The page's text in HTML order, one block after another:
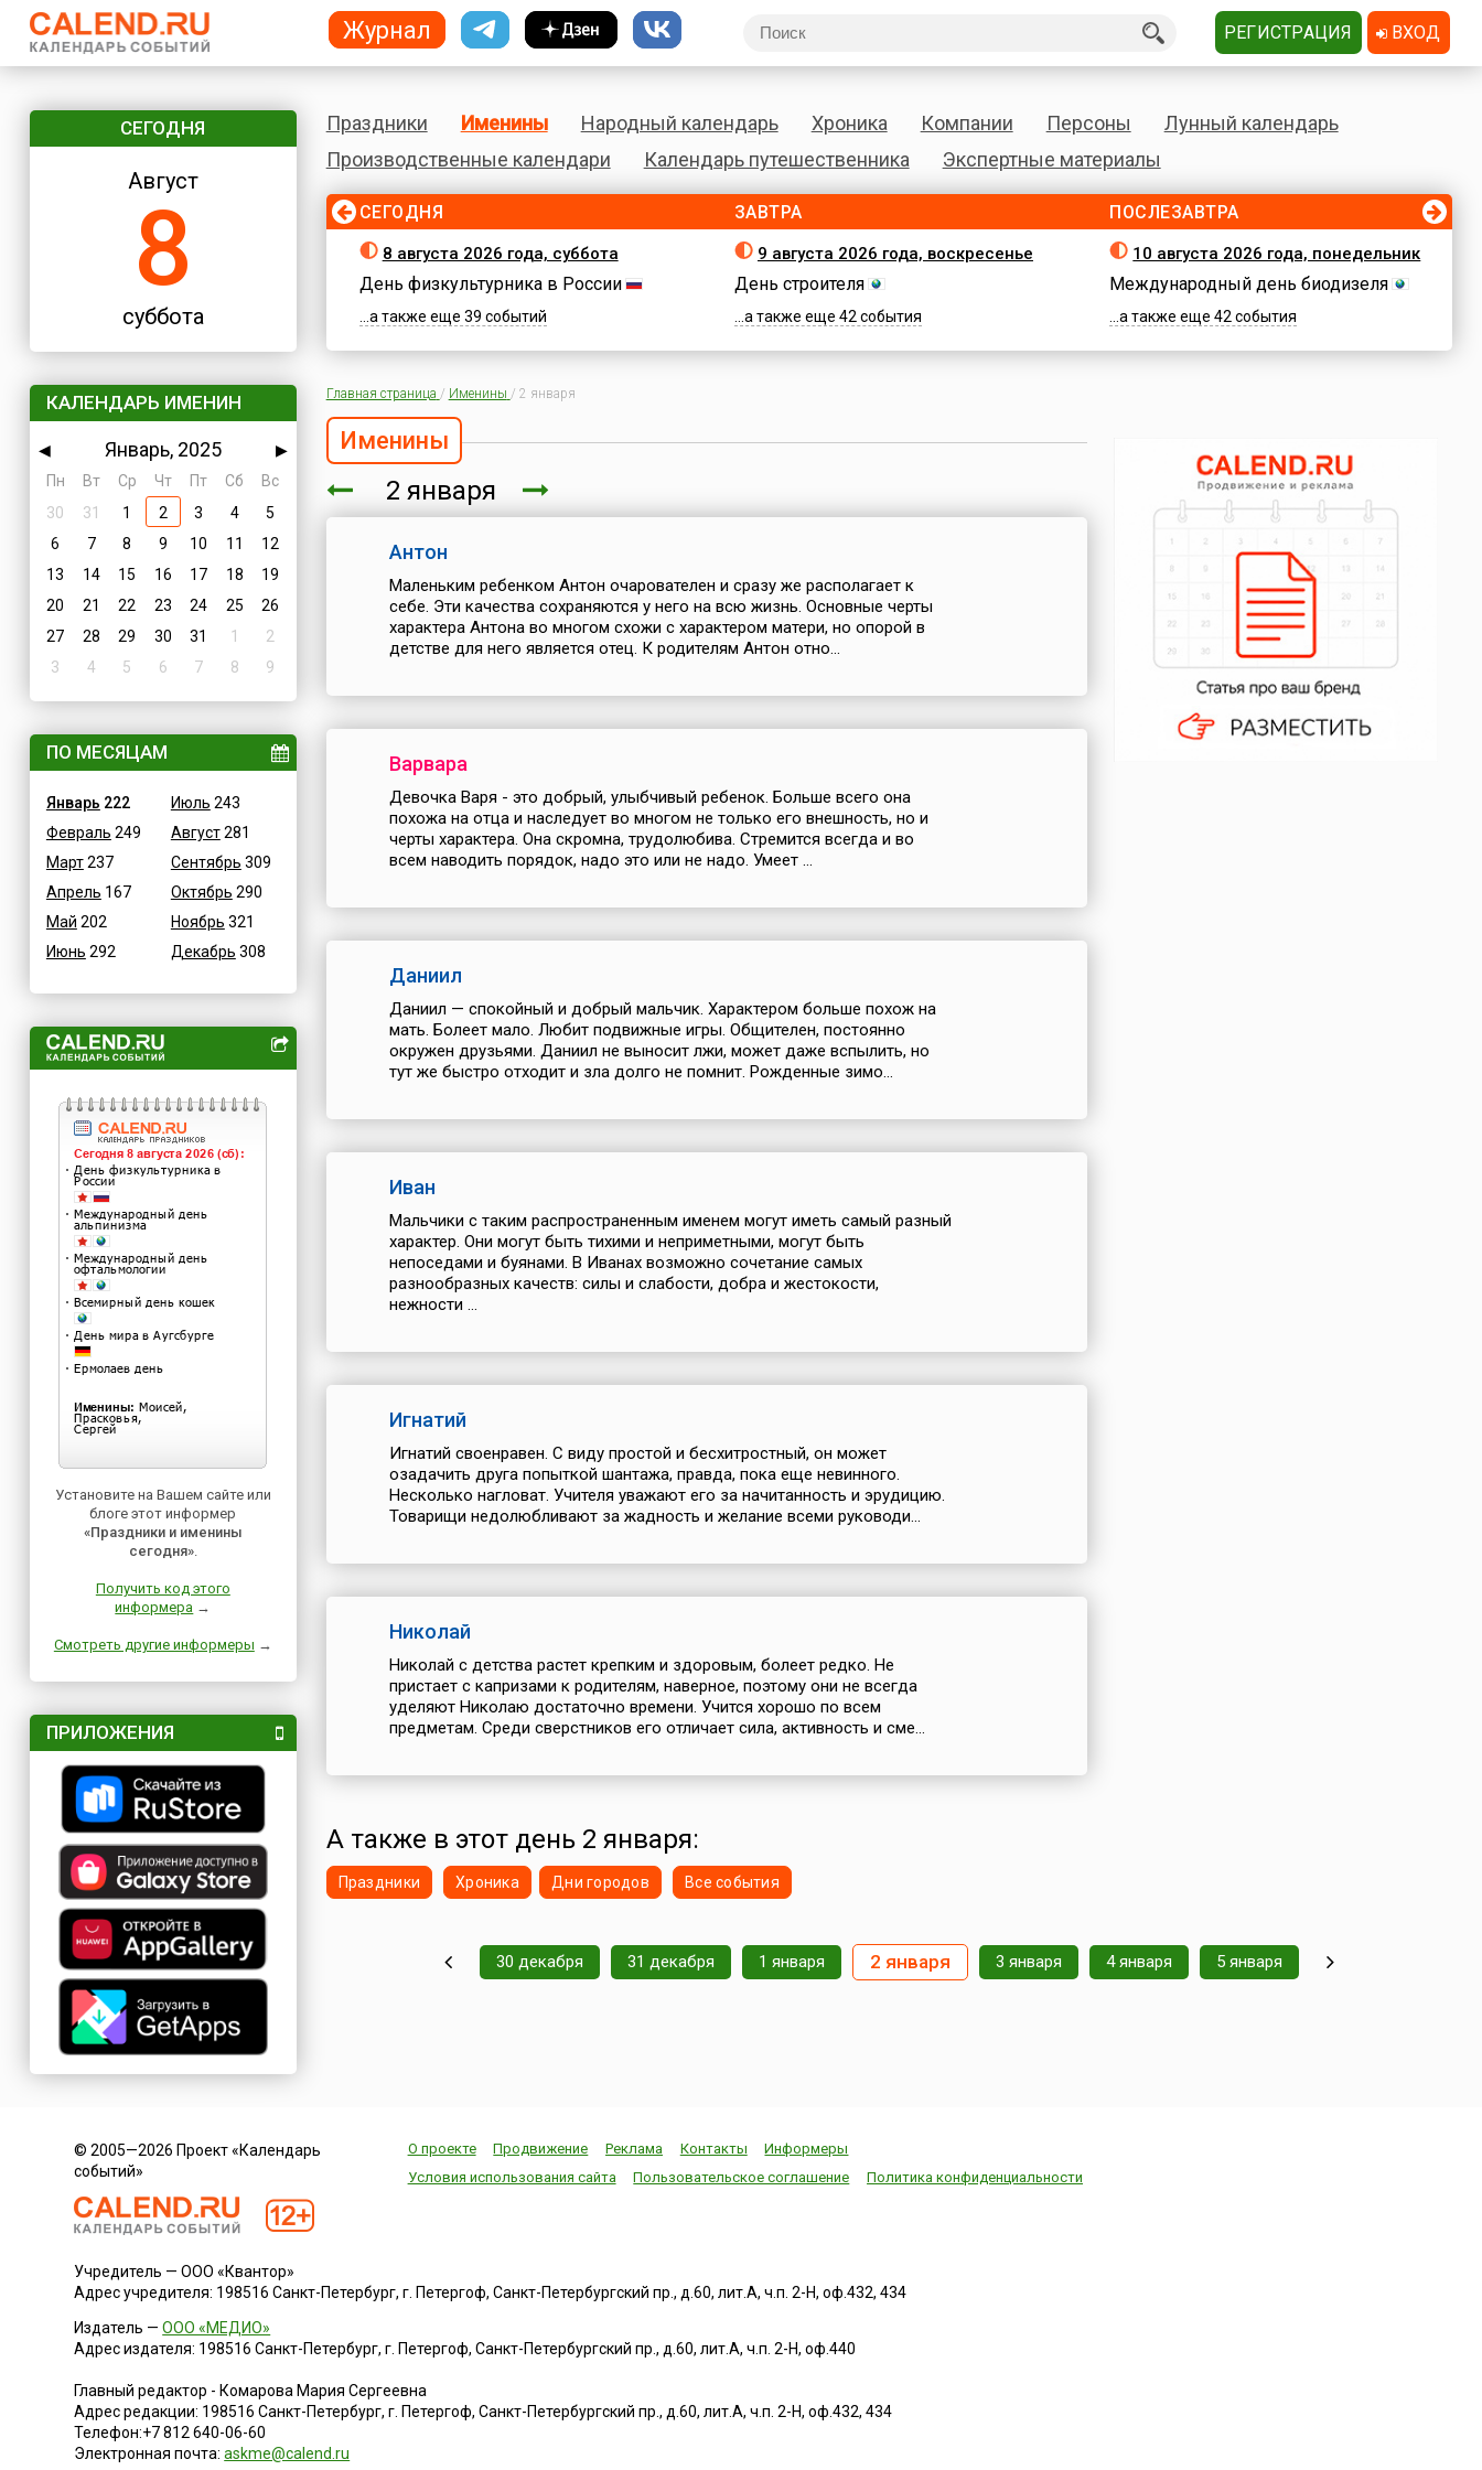
СЕГОДНЯ
Август
8
суббота
КАЛЕНДАРЬ ИМЕНИН
◀ Январь, 2025
▶
Пн
Вт Ср Чт Пт Сб
Вс
30
31 1 2 3 4
5
6
7 8 9 10 11
12
13
14 15 16 17 18
19
20
21 22 23 24 25
26
27
28 29 30 31 1
2
3
4 5 6 7 8 9
ПО МЕСЯЦАМ
Январь 222
Февраль 249
Март237
Апрель 167
Май 202
Июнь 292
Июль 243
Август281
Сентябрь 309
Октябрь 290
Ноябрь 321
Декабрь 308
Установите на Вашем сайте или
блоге этот информер
«Праздники и именины
сегодня».
Получить код этого
информера →
Смотреть другие информеры →
ПРИЛОЖЕНИЯ
Праздники Именины Народный календарь Хроника Компании Персоны
Лунный календарь
Производственные календари
Календарь путешественника Экспертные материалы
СЕГОДНЯ
8 августа 2026 года, суббота
День физкультурника в России
...а также еще 39 событий
ЗАВТРА
9 августа 2026 года, воскресенье
День строителя
...а также еще 42 события
ПОСЛЕЗАВТРА
10 августа 2026 года, понедельник
Международный день биодизеля
...а также еще 42 события
Главная страница / Именины / 2 января
Именины
2 января
Антон
Маленьким ребенком Антон очарователен и сразу же располагает к
себе. Эти качества сохраняются у него на всю жизнь. Основные черты
характера Антона во многом схожи с характером матери, но опорой в
детстве для него является отец. К родителям Антон отно...
Варвара
Девочка Варя - это добрый, улыбчивый ребенок. Больше всего она
похожа на отца и наследует во многом не только его внешность, но и
черты характера. Она скромна, трудолюбива. Стремится всегда и во
всем наводить порядок, надо это или не надо. Умеет ...
Даниил
Даниил — спокойный и добрый мальчик. Характером больше похож на
мать. Болеет мало. Любит подвижные игры. Общителен, постоянно
окружен друзьями. Даниил не выносит лжи, может даже вспылить, но
тут же быстро отходит и зла долго не помнит. Рожденные зимо...
Иван
Мальчики с таким распространенным именем могут иметь самый разный
характер. Они могут быть тихими и неприметными, могут быть
непоседами и буянами. В Иванах возможно сочетание самых
разнообразных качеств: силы и слабости, добра и жестокости,
нежности ...
Игнатий
Игнатий своенравен. С виду простой и бесхитростный, он может
озадачить друга попыткой шантажа, правда, пока еще невинного.
Несколько нагловат. Учителя уважают его за начитанность и эрудицию.
Товарищи недолюбливают за жадность и желание всеми руководи...
Николай
Николай с детства растет крепким и здоровым, болеет редко. Не
пристает с капризами к родителям, наверное, поэтому они не всегда
уделяют Николаю достаточно времени. Учится хорошо по всем
предметам. Среди сверстников его отличает сила, активность и сме...
А также в этот день 2 января:
Праздники Хроника Дни городов Все события
30 декабря 31 декабря 1 января 2 января 3 января 4 января 5 января
© 2005—2026 Проект «Календарь
событий»
О проекте Продвижение Реклама Контакты
Информеры
Условия использования сайта
Пользовательское соглашение Политика конфиденциальности
Учредитель — ООО «Квантор»
Адрес учредителя: 198516 Санкт-Петербург, г. Петергоф, Санкт-Петербургский пр., д.60, лит.А, ч.п. 2-Н, оф.432, 434
Издатель —ООО «МЕДИО»
Адрес издателя: 198516 Санкт-Петербург, г. Петергоф, Санкт-Петербургский пр., д.60, лит.А, ч.п. 2-Н, оф.440
Главный редактор - Комарова Мария Сергеевна
Адрес редакции: 198516 Санкт-Петербург, г. Петергоф,Санкт-Петербургский пр., д.60, лит.А, ч.п. 2-Н, оф.432, 434
Телефон:+7 812 640-06-60
Электронная почта:askme@calend.ru
Журнал РЕГИСТРАЦИЯ ВХОД